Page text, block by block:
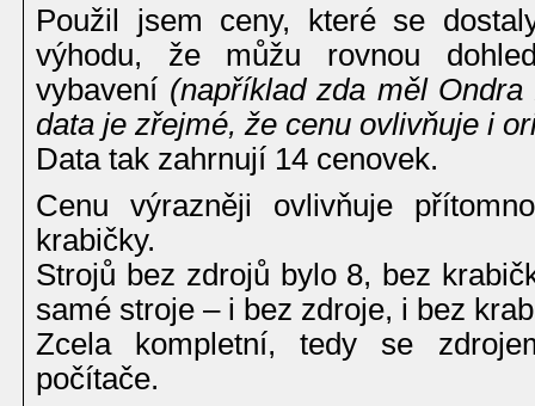
Použil jsem ceny, které se
výhodu, že můžu rovnou
vybavení (například zda měl
data je zřejmé, že cenu ovlivňuje i
Data tak zahrnují 14 cenovek.
Cenu výrazněji ovlivňuje
krabičky.
Strojů bez zdrojů bylo 8, bez
samé stroje – i bez zdroje, i bez
Zcela kompletní, tedy se
počítače.